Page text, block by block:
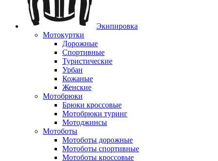
Экипировка
Мотокуртки
Дорожные
Спортивные
Туристические
Урбан
Кожаные
Женские
Мотобрюки
Брюки кроссовые
Мотобрюки туринг
Мотоджинсы
Мотоботы
Мотоботы дорожные
Мотоботы спортивные
Мотоботы кроссовые